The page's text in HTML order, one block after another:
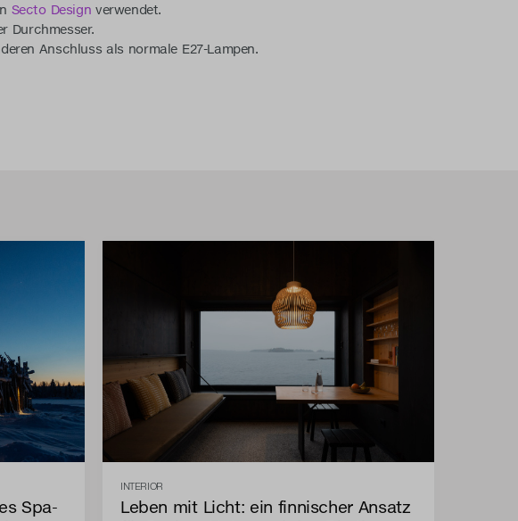
Secto Design verwendet.
Durchmesser.
Anschluss als normale E27-Lampen.
Spa-
INTERIOR
Leben mit Licht: ein finnischer Ansatz